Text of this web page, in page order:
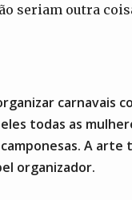
seriam outra
carnavais
todas as
A arte
organizador.